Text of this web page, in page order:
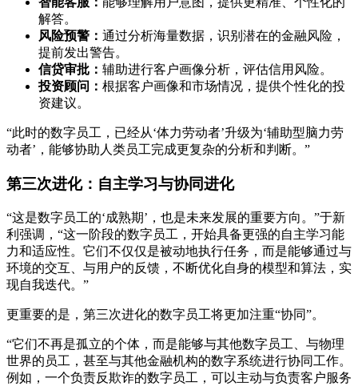
解答。
风险预警： 通过分析海量数据，识别潜在的金融风险，
提前发出警告。
信贷审批： 辅助进行客户画像分析，评估信用风险。
投资顾问： 根据客户画像和市场情况，提供个性化的投
资建议。
“此时的数字员工，已经从‘体力劳动者’升级为‘辅助型脑力劳
动者’，能够协助人类员工完成更复杂的分析和判断。”
第三次进化：自主学习与协同进化
“这是数字员工的‘成熟期’，也是未来发展的重要方向。”于新
利强调，“这一阶段的数字员工，开始具备更强的自主学习能
力和适应性。它们不仅仅是被动地执行任务，而是能够通过与
环境的交互、与用户的反馈，不断优化自身的模型和算法，实
现自我迭代。”
更重要的是，第三次进化的数字员工将更加注重“协同”。
“它们不再是孤立的个体，而是能够与其他数字员工、与物理
世界的员工，甚至与其他金融机构的数字系统进行协同工作。
例如，一个负责反欺诈的数字员工，可以主动与负责客户服务